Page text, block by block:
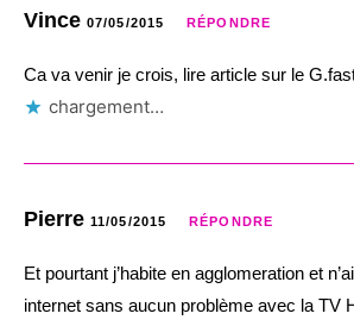
Vince 07/05/2015 RÉPONDRE
Ca va venir je crois, lire article sur le
chargement…
Pierre 11/05/2015 RÉPONDRE
Et pourtant j’habite en agglomeration et
internet sans aucun problème avec la TV